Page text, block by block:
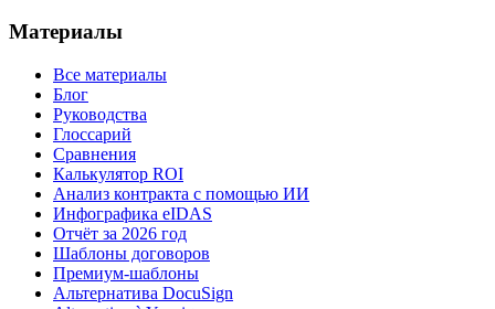
Материалы
Все материалы
Блог
Руководства
Глоссарий
Сравнения
Калькулятор ROI
Анализ контракта с помощью ИИ
Инфографика eIDAS
Отчёт за 2026 год
Шаблоны договоров
Премиум-шаблоны
Альтернатива DocuSign